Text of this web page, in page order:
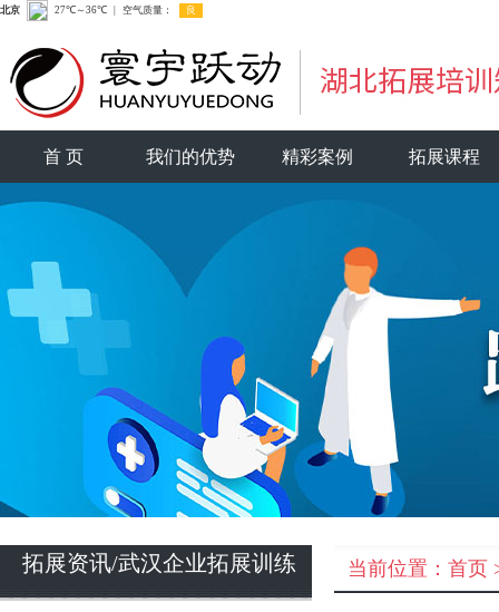
首 页 我们的优势 精彩案例 拓展课程
拓展资讯/武汉企业拓展训练 当前位置： 首页